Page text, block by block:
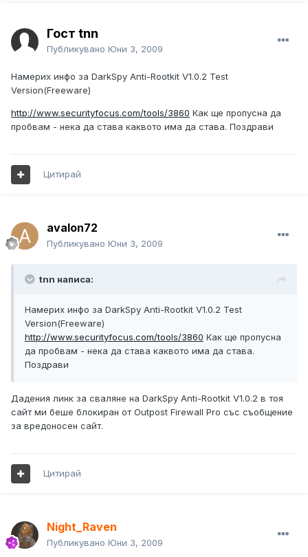
Гост tnn
Публикувано Юни 3, 2009
Намерих инфо за DarkSpy Anti-Rootkit V1.0.2 Test
Version(Freeware)
http://www.securityfocus.com/tools/3860 Как ще пропусна да
пробвам - нека да става каквото има да става. Поздрави
Цитирай
avalon72
Публикувано Юни 3, 2009
tnn написа:
Намерих инфо за DarkSpy Anti-Rootkit V1.0.2 Test
Version(Freeware)
http://www.securityfocus.com/tools/3860 Как ще пропусна
да пробвам - нека да става каквото има да става.
Поздрави
Дадения линк за сваляне на DarkSpy Anti-Rootkit V1.0.2 в тоя
сайт ми беше блокиран от Outpost Firewall Pro със съобщение
за вредоносен сайт.
Цитирай
Night_Raven
Публикувано Юни 3, 2009